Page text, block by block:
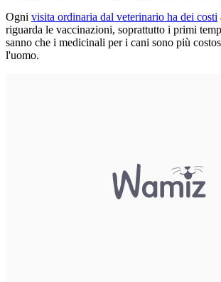
Ogni visita ordinaria dal veterinario ha dei costi
riguarda le vaccinazioni, soprattutto i primi
sanno che i medicinali per i cani sono più
l'uomo.